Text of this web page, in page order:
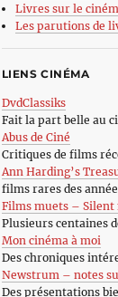
Livres sur le
Les parutions de
LIENS CINÉMA
DvdClassiks
Fait la part belle au
Abus de Ciné
Critiques de films
Ann Harding’s
films rares des
Films muets – Silent
Plusieurs centaines
Mon cinéma à moi
Des chroniques
Newstrum – notes
Des présentations